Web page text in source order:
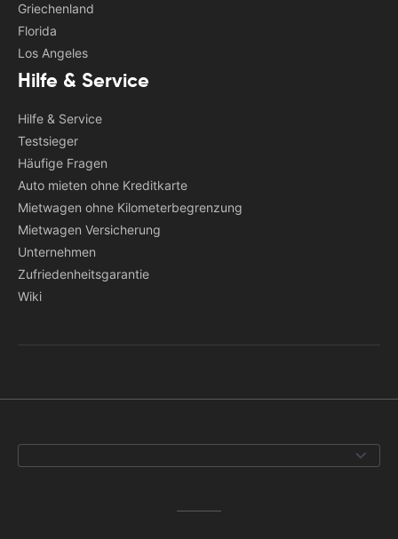
Griechenland
Florida
Los Angeles
Hilfe & Service
Hilfe & Service
Testsieger
Häufige Fragen
Auto mieten ohne Kreditkarte
Mietwagen ohne Kilometerbegrenzung
Mietwagen Versicherung
Unternehmen
Zufriedenheitsgarantie
Wiki